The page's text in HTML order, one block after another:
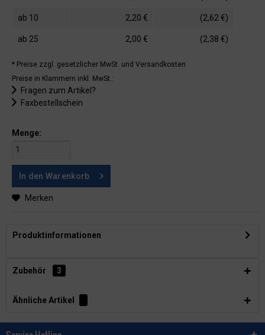
ab 10 2,20 € (2,62 €)
ab 25 2,00 € (2,38 €)
* Preise zzgl. gesetzlicher MwSt. und Versandkosten
Preise in Klammern inkl. MwSt.:
Fragen zum Artikel?
Faxbestellschein
Menge:
In den Warenkorb
Merken
Produktinformationen
Zubehör 3
Ähnliche Artikel